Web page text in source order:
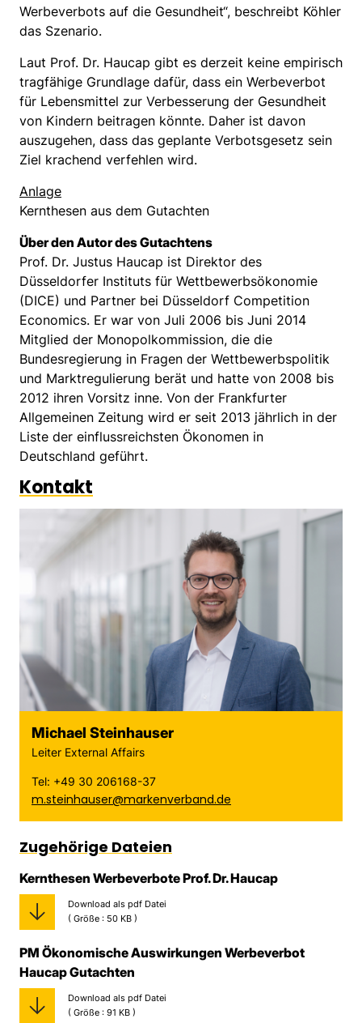
Werbeverbots auf die Gesundheit“, beschreibt Köhler
das Szenario.
Laut Prof. Dr. Haucap gibt es derzeit keine empirisch
tragfähige Grundlage dafür, dass ein Werbeverbot
für Lebensmittel zur Verbesserung der Gesundheit
von Kindern beitragen könnte. Daher ist davon
auszugehen, dass das geplante Verbotsgesetz sein
Ziel krachend verfehlen wird.
Anlage
Kernthesen aus dem Gutachten
Über den Autor des Gutachtens
Prof. Dr. Justus Haucap ist Direktor des
Düsseldorfer Instituts für Wettbewerbsökonomie
(DICE) und Partner bei Düsseldorf Competition
Economics. Er war von Juli 2006 bis Juni 2014
Mitglied der Monopolkommission, die die
Bundesregierung in Fragen der Wettbewerbspolitik
und Marktregulierung berät und hatte von 2008 bis
2012 ihren Vorsitz inne. Von der Frankfurter
Allgemeinen Zeitung wird er seit 2013 jährlich in der
Liste der einflussreichsten Ökonomen in
Deutschland geführt.
Kontakt
Michael Steinhauser
Leiter External Affairs
Tel: +49 30 206168-37
m.steinhauser@markenverband.de
Zugehörige Dateien
Kernthesen Werbeverbote Prof. Dr. Haucap
Download als pdf Datei
( Größe : 50 KB )
PM Ökonomische Auswirkungen Werbeverbot
Haucap Gutachten
Download als pdf Datei
( Größe : 91 KB )